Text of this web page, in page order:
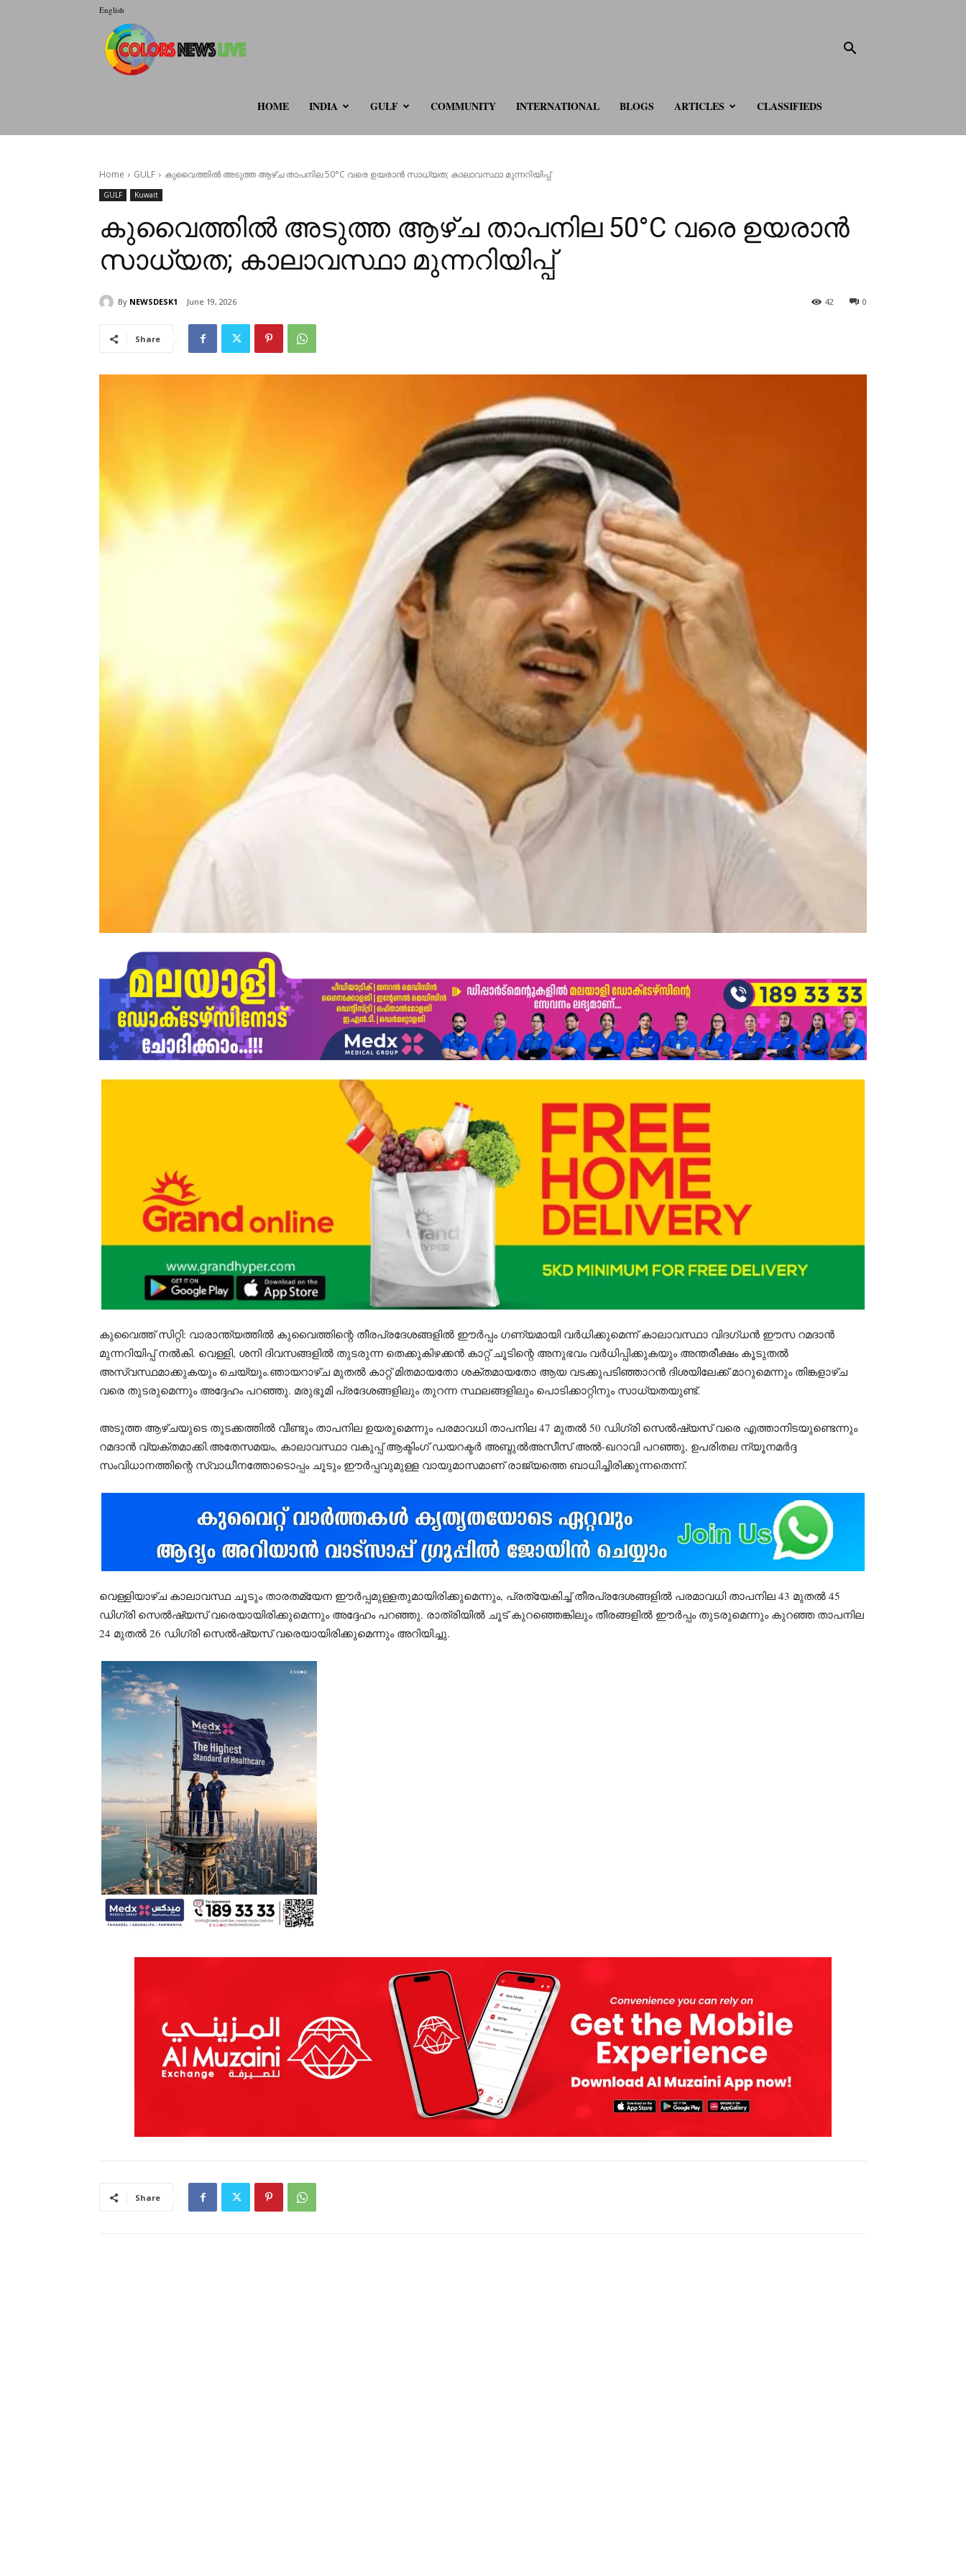
English
HOME INDIA GULF COMMUNITY INTERNATIONAL BLOGS ARTICLES CLASSIFIEDS
Home GULF കുവൈത്തിൽ അടുത്ത ആഴ്ച താപനില 50°C വരെ ഉയരാൻ സാധ്യത; കാലാവസ്ഥാ മുന്നറിയിപ്പ്
GULF Kuwait
കുവൈത്തിൽ അടുത്ത ആഴ്ച താപനില 50°C വരെ ഉയരാൻ
സാധ്യത; കാലാവസ്ഥാ മുന്നറിയിപ്പ്
By NEWSDESK1 June 19, 2026 0
42
Share
കുവൈത്ത് സിറ്റി: വാരാന്ത്യത്തിൽ കുവൈത്തിന്റെ തീരപ്രദേശങ്ങളിൽ ഈർപ്പം ഗണ്യമായി വർധിക്കുമെന്ന് കാലാവസ്ഥാ വിദഗ്ധൻ ഈസ റമദാൻ
മുന്നറിയിപ്പ് നൽകി. വെള്ളി, ശനി ദിവസങ്ങളിൽ തുടരുന്ന തെക്കുകിഴക്കൻ കാറ്റ് ചൂടിന്റെ അനുഭവം വർധിപ്പിക്കുകയും അന്തരീക്ഷം കൂടുതൽ
അസ്വസ്ഥമാക്കുകയും ചെയ്യും.ഞായറാഴ്ച മുതൽ കാറ്റ് മിതമായതോ ശക്തമായതോ ആയ വടക്കുപടിഞ്ഞാറൻ ദിശയിലേക്ക് മാറുമെന്നും തിങ്കളാഴ്ച
വരെ തുടരുമെന്നും അദ്ദേഹം പറഞ്ഞു. മരുഭൂമി പ്രദേശങ്ങളിലും തുറന്ന സ്ഥലങ്ങളിലും പൊടിക്കാറ്റിനും സാധ്യതയുണ്ട്.
അടുത്ത ആഴ്ചയുടെ തുടക്കത്തിൽ വീണ്ടും താപനില ഉയരുമെന്നും പരമാവധി താപനില 47 മുതൽ 50 ഡിഗ്രി സെൽഷ്യസ് വരെ എത്താനിടയുണ്ടെന്നും
റമദാൻ വ്യക്തമാക്കി.അതേസമയം, കാലാവസ്ഥാ വകുപ്പ് ആക്ടിംഗ് ഡയറക്ടർ അബ്ദുൽഅസീസ് അൽ-ഖറാവി പറഞ്ഞു, ഉപരിതല ന്യൂനമർദ്ദ
സംവിധാനത്തിന്റെ സ്വാധീനത്തോടൊപ്പം ചൂടും ഈർപ്പവുമുള്ള വായുമാസമാണ് രാജ്യത്തെ ബാധിച്ചിരിക്കുന്നതെന്ന്.
വെള്ളിയാഴ്ച കാലാവസ്ഥ ചൂടും താരതമ്യേന ഈർപ്പമുള്ളതുമായിരിക്കുമെന്നും, പ്രത്യേകിച്ച് തീരപ്രദേശങ്ങളിൽ പരമാവധി താപനില 43 മുതൽ 45
ഡിഗ്രി സെൽഷ്യസ് വരെയായിരിക്കുമെന്നും അദ്ദേഹം പറഞ്ഞു. രാത്രിയിൽ ചൂട് കുറഞ്ഞെങ്കിലും തീരങ്ങളിൽ ഈർപ്പം തുടരുമെന്നും കുറഞ്ഞ താപനില
24 മുതൽ 26 ഡിഗ്രി സെൽഷ്യസ് വരെയായിരിക്കുമെന്നും അറിയിച്ചു.
Share